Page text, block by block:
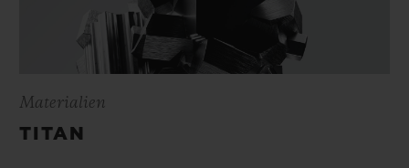
Materialien
TITAN